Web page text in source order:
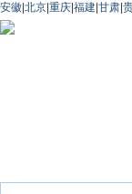
安徽 北京 重庆 福建 甘肃